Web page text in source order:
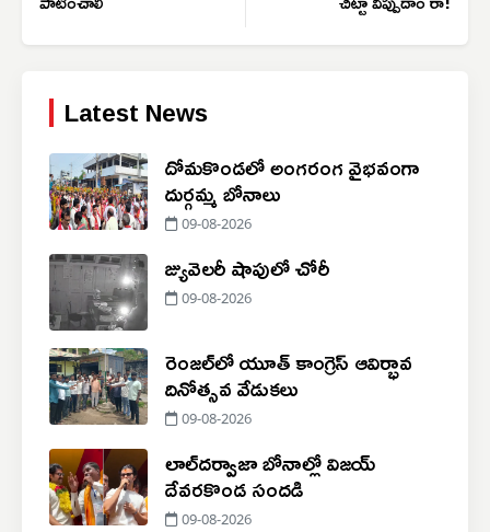
Latest News
దోమకొండలో అంగరంగ వైభవంగా
దుర్గమ్మ బోనాలు
09-08-2026
జ్యువెలరీ షాపులో చోరీ
09-08-2026
రెంజల్‌లో యూత్ కాంగ్రెస్ ఆవిర్భావ
దినోత్సవ వేడుకలు
09-08-2026
లాల్​దర్వాజా బోనాల్లో విజయ్
దేవరకొండ సందడి
09-08-2026